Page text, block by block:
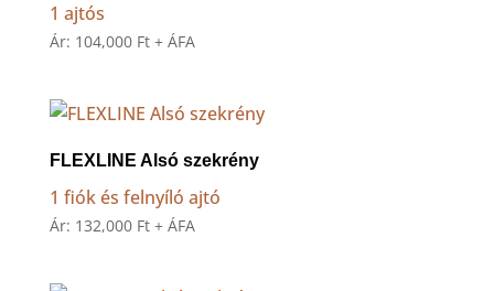
1 ajtós
Ár: 104,000 Ft + ÁFA
FLEXLINE Alsó szekrény
1 fiók és felnyíló ajtó
Ár: 132,000 Ft + ÁFA